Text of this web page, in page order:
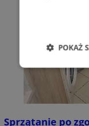
Sprzątanie po
POKAŻ